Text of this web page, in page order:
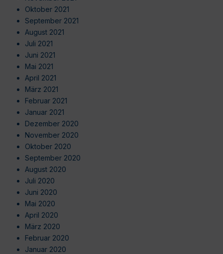
Oktober 2021
September 2021
August 2021
Juli 2021
Juni 2021
Mai 2021
April 2021
März 2021
Februar 2021
Januar 2021
Dezember 2020
November 2020
Oktober 2020
September 2020
August 2020
Juli 2020
Juni 2020
Mai 2020
April 2020
März 2020
Februar 2020
Januar 2020